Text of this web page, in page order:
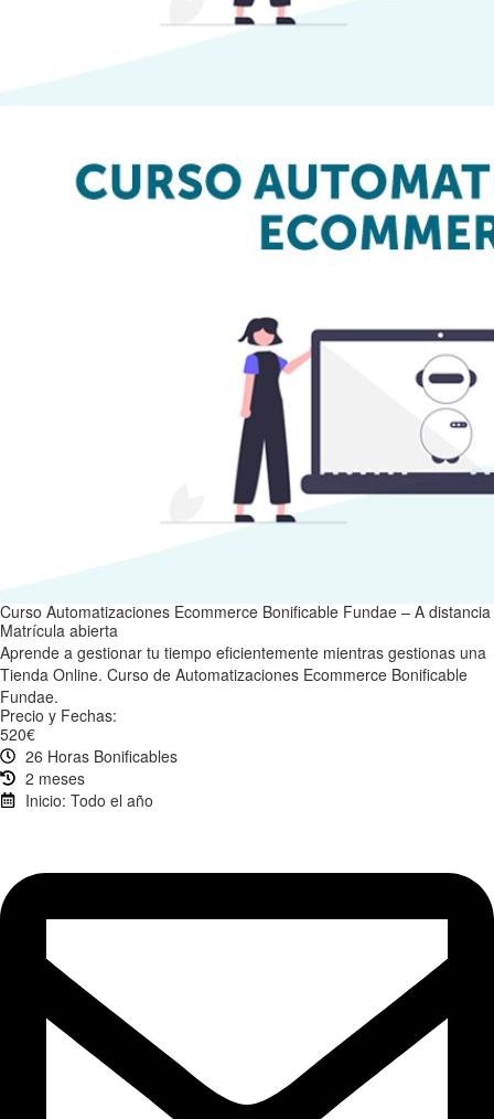
Curso Automatizaciones Ecommerce Bonificable Fundae – A distancia
Matrícula abierta
Aprende a gestionar tu tiempo eficientemente mientras gestionas una
Tienda Online. Curso de Automatizaciones Ecommerce Bonificable
Fundae.
Precio y Fechas:
520€
26 Horas Bonificables
2 meses
Inicio: Todo el año